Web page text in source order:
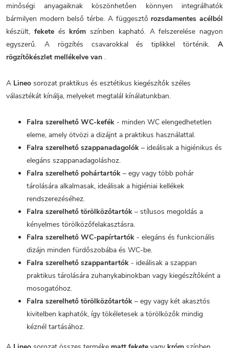
minőségi anyagaiknak köszönhetően könnyen integrálhatók
bármilyen modern belső térbe. A függesztő rozsdamentes acélból
készült, feketeés króm színben kapható. A felszerelése nagyon
egyszerű. A rögzítés csavarokkal és tiplikkel történik. A
rögzítőkészlet mellékelve van .
A Lineo sorozat praktikus és esztétikus kiegészítők széles
választékát kínálja, melyeket megtalál kínálatunkban.
Falra szerelhető WC-kefék - minden WC elengedhetetlen
eleme, amely ötvözi a dizájnt a praktikus használattal.
Falra szerelhető szappanadagolók – ideálisak a higiénikus és
elegáns szappanadagoláshoz.
Falra szerelhető pohártartók – egy vagy több pohár
tárolására alkalmasak, ideálisak a higiéniai kellékek
rendszerezéséhez.
Falra szerelhető törölközőtartók – stílusos megoldás a
kényelmes törölközőfelakasztásra.
Falra szerelhető WC-papírtartók - elegáns és funkcionális
dizájn minden fürdőszobába és WC-be.
Falra szerelhető szappantartók - ideálisak a szappan
praktikus tárolására zuhanykabinokban vagy kiegészítőként a
mosogatóhoz.
Falra szerelhető törölközőtartók – egy vagy két akasztós
kivitelben kaphatók, így tökéletesek a törölközők mindig
kéznél tartásához.